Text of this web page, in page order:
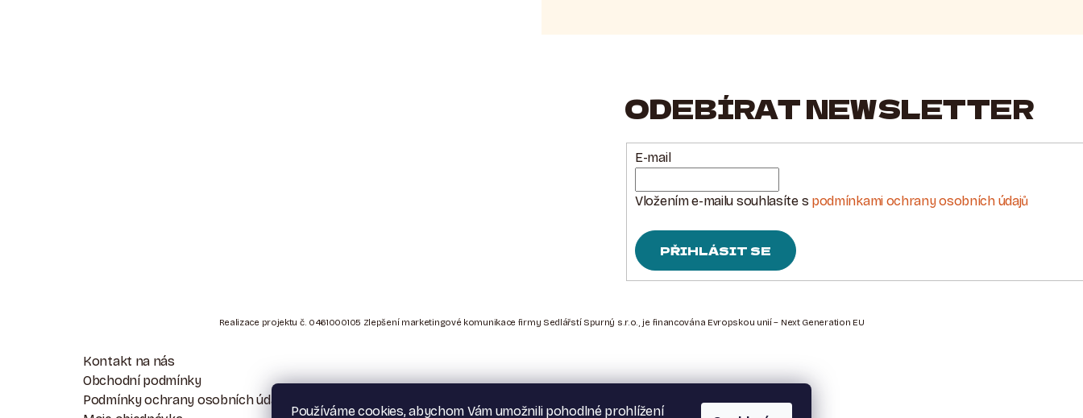
Používáme cookies, abychom Vám umožnili pohodlné prohlížení
ODEBÍRAT NEWSLETTER
E-mail
Vložením e-mailu souhlasíte s podmínkami ochrany osobních údajů
PŘIHLÁSIT SE
Realizace projektu č. 0461000105 Zlepšení marketingové komunikace firmy Sedlářstí Spurný s.r.o., je financována Evropskou unií – Next Generation EU
Kontakt na nás
Obchodní podmínky
Podmínky ochrany osobních údajů